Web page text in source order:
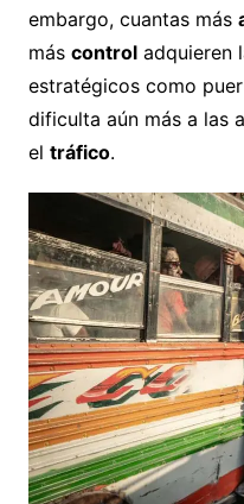
embargo, cuantas más
más controladquieren
estratégicos como
dificulta aún más a las
el tráfico.